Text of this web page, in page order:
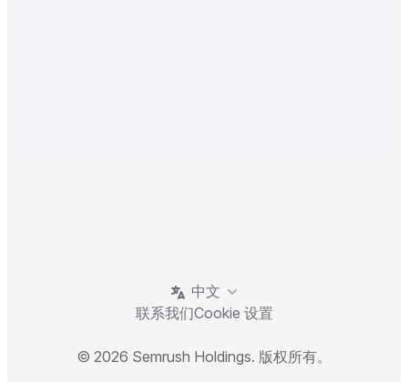
中文
联系我们Cookie 设置
© 2026 Semrush Holdings. 版权所有。